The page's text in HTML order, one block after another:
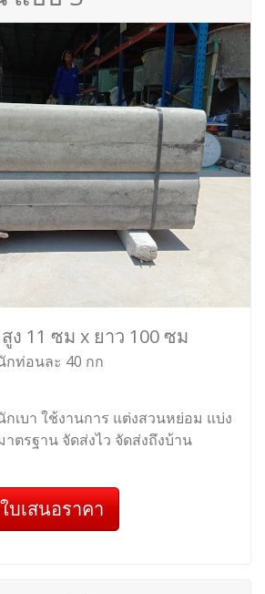
ง 11 ซม x ยาว 100 ซม
กท่อนละ 40 กก
เบา ใช้งานการ แต่งสวนหย่อม แบ่ง
ตรฐาน จัดส่งไว จัดส่งถึงบ้าน
บเสนอราคา